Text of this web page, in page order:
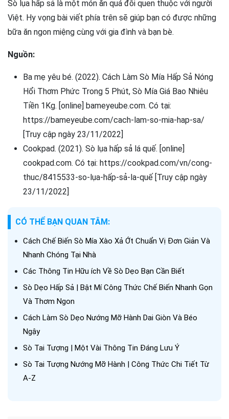
Sò lụa hấp sả là một món ăn quá đỗi quen thuộc với người
Việt. Hy vọng bài viết phía trên sẽ giúp bạn có được những
bữa ăn ngon miệng cùng với gia đình và bạn bè.
Nguồn:
Ba mẹ yêu bé. (2022). Cách Làm Sò Mía Hấp Sả Nóng
Hổi Thơm Phức Trong 5 Phút, Sò Mía Giá Bao Nhiêu
Tiền 1Kg. [online] bameyeube.com. Có tại:
https://bameyeube.com/cach-lam-so-mia-hap-sa/
[Truy cập ngày 23/11/2022]
Cookpad. (2021). Sò lụa hấp sả lá quế. [online]
cookpad.com. Có tại: https://cookpad.com/vn/cong-
thuc/8415533-so-lụa-hấp-sả-la-quế [Truy cập ngày
23/11/2022]
CÓ THỂ BẠN QUAN TÂM:
Cách Chế Biến Sò Mía Xào Xả Ớt Chuẩn Vị Đơn Giản Và
Nhanh Chóng Tại Nhà
Các Thông Tin Hữu ích Về Sò Dẹo Bạn Cần Biết
Sò Dẹo Hấp Sả | Bật Mí Công Thức Chế Biến Nhanh Gọn
Và Thơm Ngon
Cách Làm Sò Dẹo Nướng Mỡ Hành Dai Giòn Và Béo
Ngậy
Sò Tai Tượng | Một Vài Thông Tin Đáng Lưu Ý
Sò Tai Tượng Nướng Mỡ Hành | Công Thức Chi Tiết Từ
A-Z